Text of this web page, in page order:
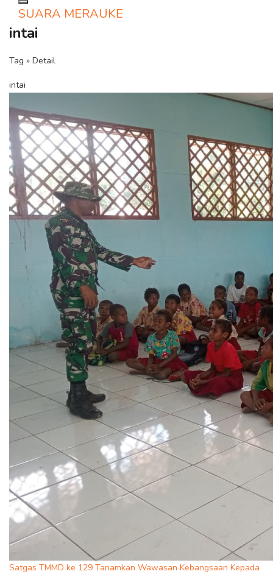
Toggle navigation
SUARA MERAUKE
intai
Tag » Detail
intai
Satgas TMMD ke 129 Tanamkan Wawasan Kebangsaan Kepada